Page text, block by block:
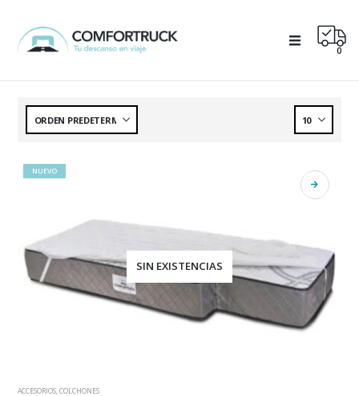
0
NUEVO
SIN EXISTENCIAS
ACCESORIOS,COLCHONES